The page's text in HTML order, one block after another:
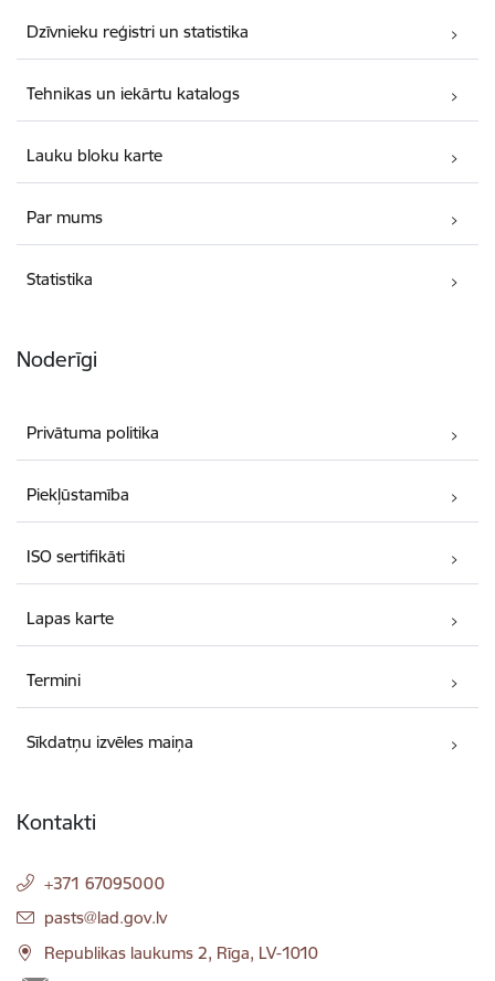
Dzīvnieku reģistri un statistika
Tehnikas un iekārtu katalogs
Lauku bloku karte
Par mums
Statistika
Noderīgi
Privātuma politika
Piekļūstamība
ISO sertifikāti
Lapas karte
Termini
Sīkdatņu izvēles maiņa
Kontakti
+371 67095000
E-pasts:
pasts@lad.gov.lv
Republikas laukums 2, Rīga, LV-1010